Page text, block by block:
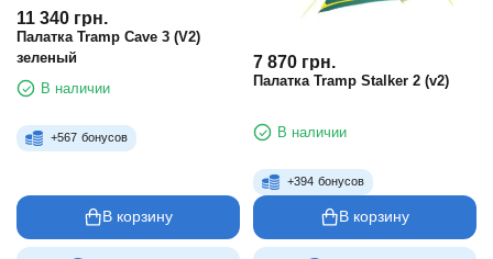
11 340 грн.
Палатка Tramp Cave 3 (V2)
зеленый
В наличии
+567 бонусов
В корзину
7 870 грн.
Палатка Tramp Stalker 2 (v2)
В наличии
+394 бонусов
В корзину